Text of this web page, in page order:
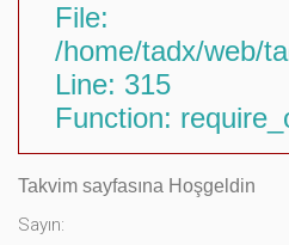
File:
/home/tadx/web/
Line: 315
Function:
Takvim sayfasına Hoşgeldin
Sayın: